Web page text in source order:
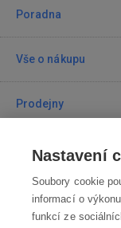
Poradna
Vše o nákupu
Prodejny
Kontakt
Kontaktujte
Nastavení
Soubory cookie
informací o
funkcí ze